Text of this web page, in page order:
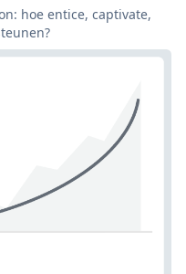
hoe entice, captivate,